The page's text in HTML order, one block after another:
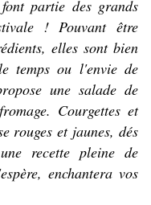
partie des grands
! Pouvant être
elles sont bien
temps ou l'envie de
une salade de
Courgettes et
rouges et jaunes, dés
recette pleine de
enchantera vos